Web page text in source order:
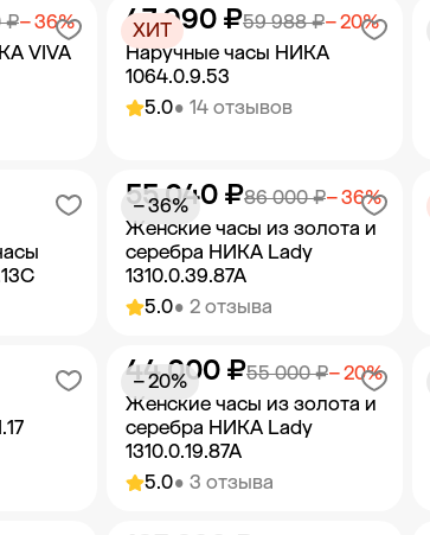
Добавить в корзину
VIVA
₽− 36%
5.0• 14 отзывов
Наручные часы НИКА
1064.0.9.53
59 988 ₽− 20%
47 990 ₽
ХИТ
Добавить в корзину
5.0• 2 отзыва
Женские часы из золота и
серебра НИКА Lady
1310.0.39.87A
86 000 ₽− 36%
55 040 ₽
− 36%
Добавить в корзину
5.0• 3 отзыва
Женские часы из золота и
серебра НИКА Lady
1310.0.19.87A
55 000 ₽− 20%
44 000 ₽
− 20%